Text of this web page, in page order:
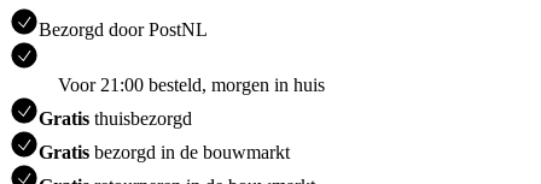
Bezorgd door PostNL
Voor 21:00 besteld, morgen in huis
Gratis thuisbezorgd
Gratis bezorgd in de bouwmarkt